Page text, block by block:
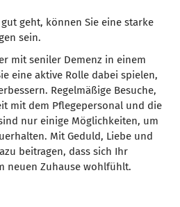
geht, können Sie eine starke
sein.
mit seniler Demenz in einem
eine aktive Rolle dabei spielen,
Regelmäßige Besuche,
mit dem Pflegepersonal und die
nur einige Möglichkeiten, um
Mit Geduld, Liebe und
beitragen, dass sich Ihr
neuen Zuhause wohlfühlt.